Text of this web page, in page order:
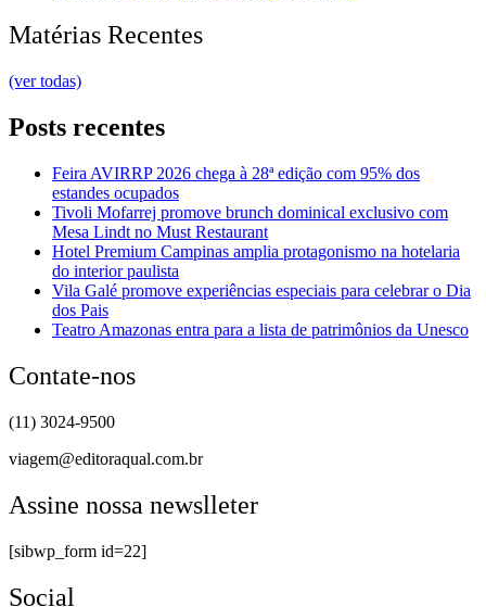
Matérias Recentes
(ver todas)
Posts recentes
Feira AVIRRP 2026 chega à 28ª edição com 95% dos
estandes ocupados
Tivoli Mofarrej promove brunch dominical exclusivo com
Mesa Lindt no Must Restaurant
Hotel Premium Campinas amplia protagonismo na hotelaria
do interior paulista
Vila Galé promove experiências especiais para celebrar o Dia
dos Pais
Teatro Amazonas entra para a lista de patrimônios da Unesco
Contate-nos
(11) 3024-9500
viagem@editoraqual.com.br
Assine nossa newslleter
[sibwp_form id=22]
Social